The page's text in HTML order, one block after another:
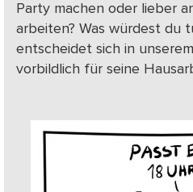
Party machen oder lieber
arbeiten? Was würdest du
entscheidet sich in
vorbildlich für seine